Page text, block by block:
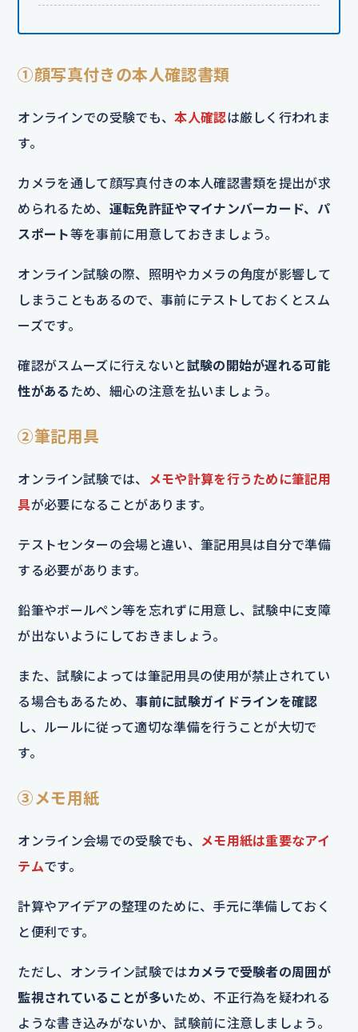
①顔写真付きの本人確認書類
オンラインでの受験でも、本人確認は厳しく行われま
す。
カメラを通して顔写真付きの本人確認書類を提出が求
められるため、 運転免許証やマイナンバーカード、パ
スポート等を事前に用意しておきましょう。
オンライン試験の際、照明やカメラの角度が影響して
しまうこともあるので、事前にテストしておくとスム
ーズです。
確認がスムーズに行えないと試験の開始が遅れる可能
性がある ため、細心の注意を払いましょう。
②筆記用具
オンライン試験では、
メモや計算を行うために筆記用
具が必要になることがあります。
テストセンターの会場と違い、筆記用具は自分で準備
する必要があります。
鉛筆やボールペン等を忘れずに用意し、試験中に支障
が出ないようにしておきましょう。
また、試験によっては筆記用具の使用が禁止されてい
る場合もあるため、事前に試験ガイドラインを確認
し、ルールに従って適切な準備を行うことが大切で
す。
③メモ用紙
オンライン会場での受験でも、
メモ用紙は重要なアイ
テムです。
計算やアイデアの整理のために、手元に準備しておく
と便利です。
ただし、オンライン試験ではカメラで受験者の周囲が
監視されていることが多いため、不正行為を疑われる
ような書き込みがないか、試験前に注意しましょう。